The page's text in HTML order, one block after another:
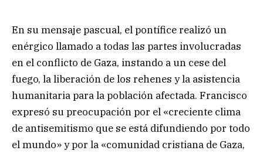
En su mensaje pascual, el pontífice realizó un
enérgico llamado a todas las partes involucradas
en el conflicto de Gaza, instando a un cese del
fuego, la liberación de los rehenes y la asistencia
humanitaria para la población afectada. Francisco
expresó su preocupación por el «creciente clima
de antisemitismo que se está difundiendo por todo
el mundo» y por la «comunidad cristiana de Gaza,